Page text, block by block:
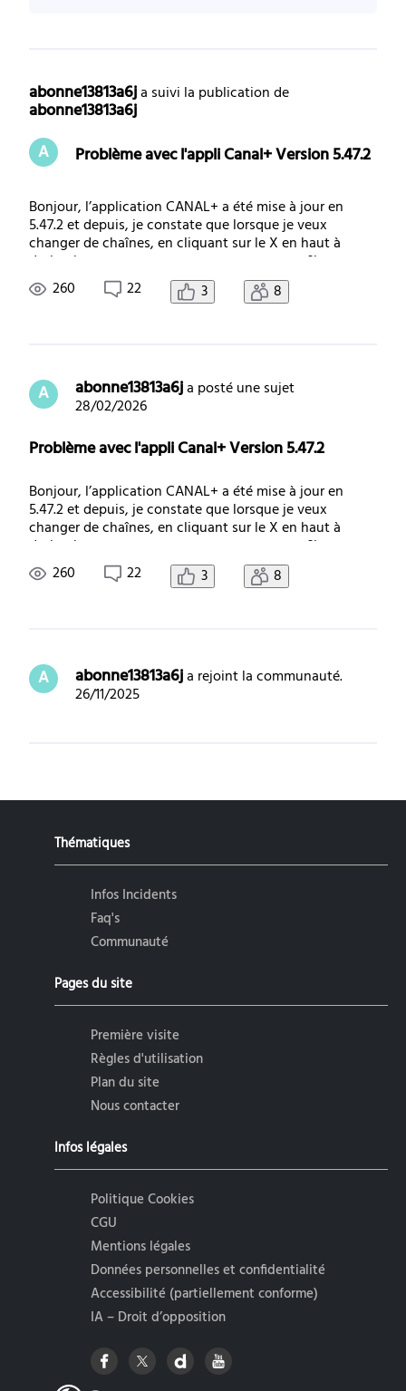
abonne13813a6j a suivi la publication de
abonne13813a6j
A
Problème avec l'appli Canal+ Version 5.47.2
Bonjour, l’application CANAL+ a été mise à jour en
5.47.2 et depuis, je constate que lorsque je veux
changer de chaînes, en cliquant sur le X en haut à
droite, je me retrouve souvent avec mon profil ouvert
(car au même emplacement sur l’écran) et dans ce cas
quand je clique sur une autre émission :
260 22 3 8
A abonne13813a6j a posté une sujet
28/02/2026
Problème avec l'appli Canal+ Version 5.47.2
Bonjour, l’application CANAL+ a été mise à jour en
5.47.2 et depuis, je constate que lorsque je veux
changer de chaînes, en cliquant sur le X en haut à
droite, je me retrouve souvent avec mon profil ouvert
(car au même emplacement sur l’écran) et dans ce cas
quand je clique sur une autre émission :
260 22 3 8
A abonne13813a6j a rejoint la communauté.
26/11/2025
Thématiques
Infos Incidents
Faq's
Communauté
Pages du site
Première visite
Règles d'utilisation
Plan du site
Nous contacter
Infos légales
Politique Cookies
CGU
Mentions légales
Données personnelles et confidentialité
Accessibilité (partiellement conforme)
IA – Droit d’opposition